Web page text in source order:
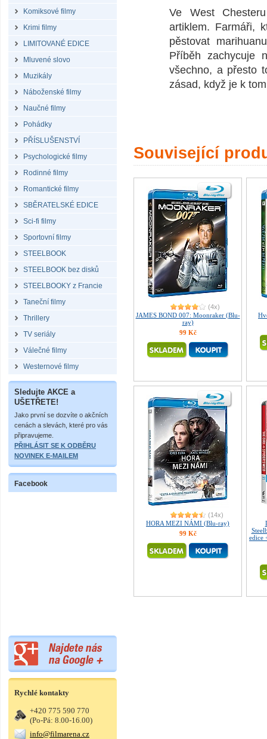
Komiksové filmy
Krimi filmy
LIMITOVANÉ EDICE
Mluvené slovo
Muzikály
Náboženské filmy
Naučné filmy
Pohádky
PŘÍSLUŠENSTVÍ
Psychologické filmy
Rodinné filmy
Romantické filmy
SBĚRATELSKÉ EDICE
Sci-fi filmy
Sportovní filmy
STEELBOOK
STEELBOOK bez disků
STEELBOOKY z Francie
Taneční filmy
Thrillery
TV seriály
Válečné filmy
Westernové filmy
Sledujte AKCE a
UŠETŘETE!
Jako první se dozvíte o akčních
cenách a slevách, které pro vás
připravujeme.
PŘIHLÁSIT SE K ODBĚRU
NOVINEK E-MAILEM
Facebook
Rychlé kontakty
+420 775 590 770
(Po-Pá: 8.00-16.00)
info@filmarena.cz
Ve West
artiklem. Farmáři,
pěstovat
Příběh zachycuje
všechno, a přesto
zásad, když je k
Související
(4x)
JAMES BOND 007: Moonraker (Blu-
ray)
99 Kč
(14x)
HORA MEZI NÁMI (Blu-ray)
99 Kč
edice